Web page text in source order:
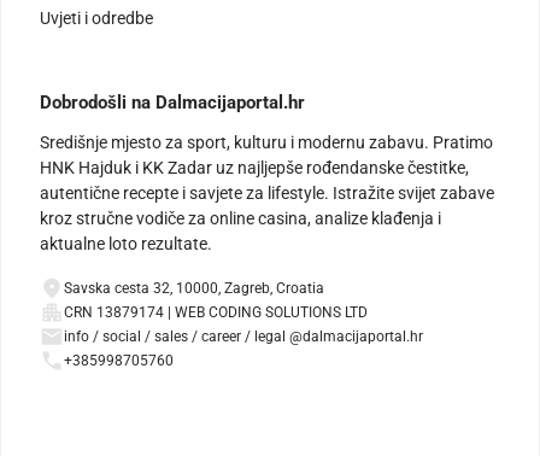
Uvjeti i odredbe
Dobrodošli na Dalmacijaportal.hr
Središnje mjesto za sport, kulturu i modernu zabavu. Pratimo
HNK Hajduk i KK Zadar uz najljepše rođendanske čestitke,
autentične recepte i savjete za lifestyle. Istražite svijet zabave
kroz stručne vodiče za online casina, analize klađenja i
aktualne loto rezultate.
Savska cesta 32, 10000, Zagreb, Croatia
CRN 13879174 | WEB CODING SOLUTIONS LTD
info / social / sales / career / legal @dalmacijaportal.hr
+385998705760